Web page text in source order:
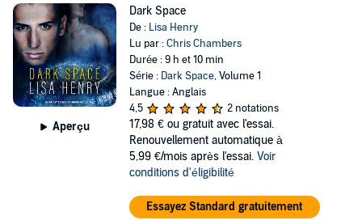
Aperçu
Dark Space
De : Lisa Henry
Lu par :Chris Chambers
Durée : 9 h et 10 min
Série : Dark Space, Volume 1
Langue : Anglais
4,5
2 notations
17,98 € ou gratuit avec l'essai.
Renouvellement automatique à
5,99 €/mois après l'essai. Voir
conditions d'éligibilité
Essayez Standard gratuitement